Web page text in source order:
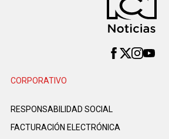
CORPORATIVO
RESPONSABILIDAD SOCIAL
FACTURACIÓN ELECTRÓNICA